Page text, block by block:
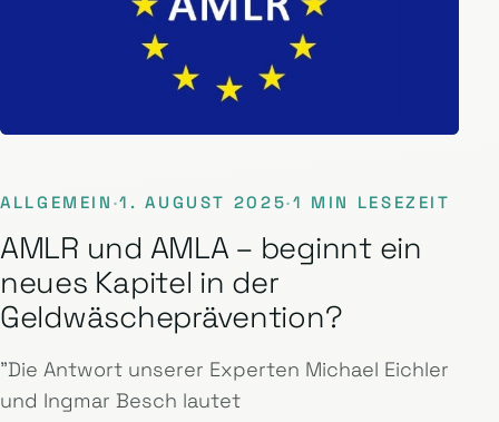
ALLGEMEIN ·1. AUGUST 2025·1 MIN LESEZEIT
AMLR und AMLA – beginnt ein
neues Kapitel in der
Geldwäscheprävention?
"Die Antwort unserer Experten Michael Eichler
und Ingmar Besch lautet